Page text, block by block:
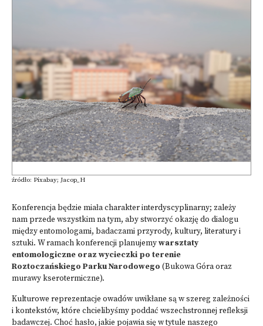
źródło: Pixabay; Jacop_H
Konferencja będzie miała charakter interdyscyplinarny; zależy
nam przede wszystkim na tym, aby stworzyć okazję do dialogu
między entomologami, badaczami przyrody, kultury, literatury i
sztuki. W ramach konferencji planujemywarsztaty
entomologiczne oraz wycieczki po terenie
Roztoczańskiego Parku Narodowego (Bukowa Góra oraz
murawy kserotermiczne).
Kulturowe reprezentacje owadów uwikłane są w szereg zależności
i kontekstów, które chcielibyśmy poddać wszechstronnej refleksji
badawczej. Choć hasło, jakie pojawia się w tytule naszego